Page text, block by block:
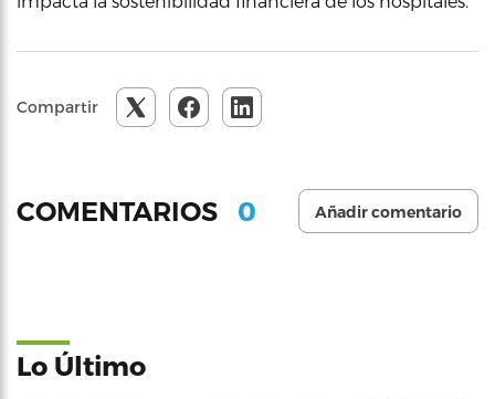
Compartir
COMENTARIOS 0 Añadir comentario
Lo Último